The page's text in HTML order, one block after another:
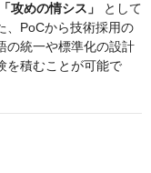
「攻めの情シス」
として
、PoCから技術採用の
の統一や標準化の設計
を積むことが可能で